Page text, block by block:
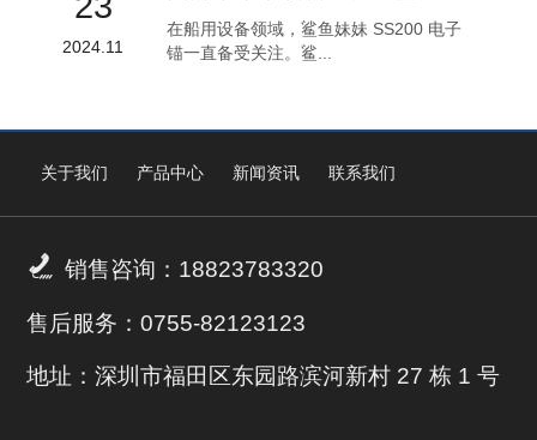
2024.11
在船用设备领域，鲨鱼妹妹 SS200 电子
锚一直备受关注。鲨...
关于我们 产品中心 新闻资讯 联系我们
 销售咨询：18823783320
售后服务：0755-82123123
地址：深圳市福田区东园路滨河新村 27 栋 1 号